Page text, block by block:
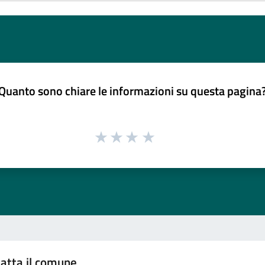
sono chiare le informazioni su questa